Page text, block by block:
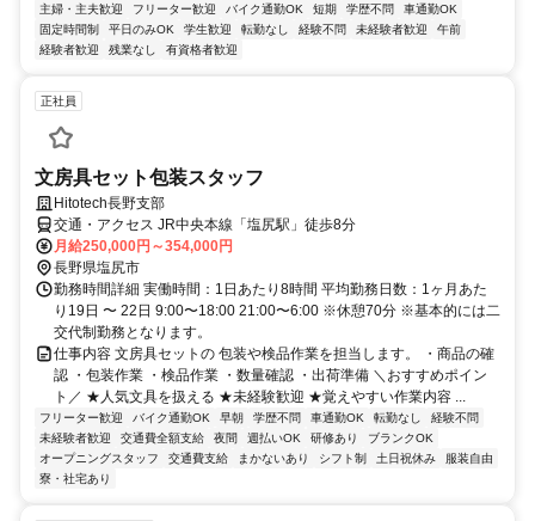
主婦・主夫歓迎
フリーター歓迎 バイク通勤OK 短期 学歴不問
車通勤OK
固定時間制
平日のみOK 学生歓迎 転勤なし 経験不問 未経験者歓迎
午前
経験者歓迎
残業なし 有資格者歓迎
正社員
文房具セット包装スタッフ
Hitotech長野支部
交通・アクセス JR中央本線「塩尻駅」徒歩8分
月給250,000円～354,000円
長野県塩尻市
勤務時間詳細 実働時間：1日あたり8時間 平均勤務日数：1ヶ月あた
り19日 〜 22日 9:00〜18:00 21:00〜6:00 ※休憩70分 ※基本的には二
交代制勤務となります。
仕事内容 文房具セットの 包装や検品作業を担当します。 ・商品の確
認 ・包装作業 ・検品作業 ・数量確認 ・出荷準備 ＼おすすめポイン
ト／ ★人気文具を扱える ★未経験歓迎 ★覚えやすい作業内容 ...
フリーター歓迎 バイク通勤OK 早朝 学歴不問 車通勤OK 転勤なし
経験不問
未経験者歓迎
交通費全額支給 夜間 週払いOK 研修あり
ブランクOK
オープニングスタッフ
交通費支給 まかないあり シフト制 土日祝休み
服装自由
寮・社宅あり